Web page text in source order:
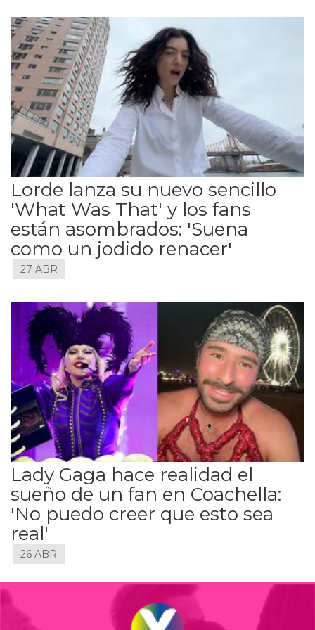
Lorde lanza su nuevo sencillo
'What Was That' y los fans
están asombrados: 'Suena
como un jodido renacer'
27 ABR
Lady Gaga hace realidad el
sueño de un fan en Coachella:
'No puedo creer que esto sea
real'
26 ABR